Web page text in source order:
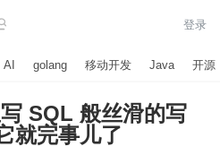
登录
AI golang 移动开发 Java 开源
SQL 般丝滑的写
就完事儿了